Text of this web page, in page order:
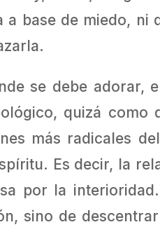
base de miedo, ni
se debe adorar,
quizá como
más radicales
Es decir, la
por la
sino de